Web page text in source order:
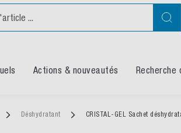
Actions & nouveautés Recherche
Déshydratant CRISTAL-GEL Sachet